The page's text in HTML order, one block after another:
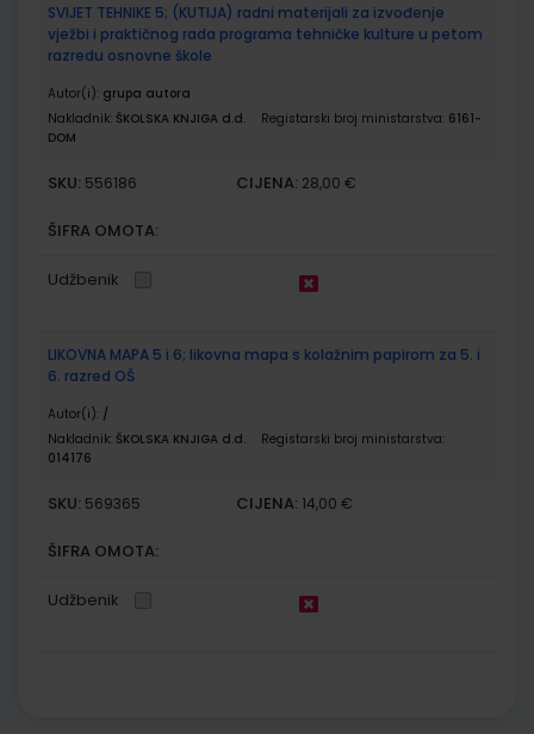
SVIJET TEHNIKE 5; (KUTIJA) radni materijali za izvođenje
vježbi i praktičnog rada programa tehničke kulture u petom
razredu osnovne škole
Autor(i): grupa autora
Nakladnik: ŠKOLSKA KNJIGA d.d. Registarski broj ministarstva: 6161-
DOM
SKU: 556186 CIJENA: 28,00 €
ŠIFRA OMOTA:
Udžbenik
LIKOVNA MAPA 5 i 6; likovna mapa s kolažnim papirom za 5. i
6. razred OŠ
Autor(i): /
Nakladnik: ŠKOLSKA KNJIGA d.d.
Registarski broj ministarstva:
014176
SKU: 569365 CIJENA: 14,00 €
ŠIFRA OMOTA:
Udžbenik